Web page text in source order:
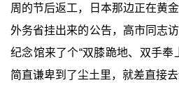
周的节后返工，日本那边正在黄
外务省挂出来的公告，高市同志
纪念馆来了个“双膝跪地、双手奉
简直谦卑到了尘土里，就差直接去